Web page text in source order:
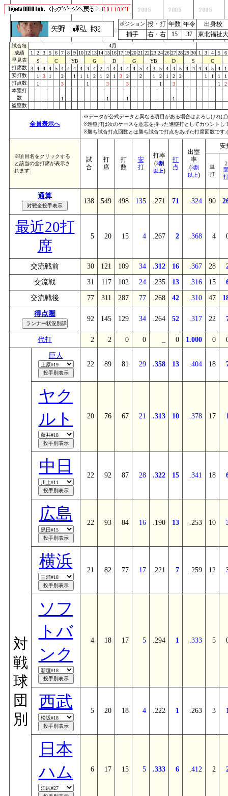
ポジション 投・打 年数 年令
出身校
捕手
右・右 15 37 東北福祉大
試合毎
成績
早見表
4月
1
2 3 5 6 7 8 9 10 12 13 14 15 16 17 19 20 21 22 23 24 26 27 28 29 30 1 3 4 5
6
S
C YB G D G YB D S
C
打席数
3 4 4 4 5 4 4 4 4 4 4 2 4 4 4 4 4 5 4 3 5 4 4 5 4 4 4 4 5 4
1
安打数
1 3 1 2 1 1 1 2 1 2 1 3 2 2 1 2 1 2 2 1 1 1
1
打点数
1 3 1 3 3 1 3 1
2
本塁打
数
1 1 1
1
盗塁数
全員表示へ
※データが公式データと異なる項目がある場合はよろしけれ
※進塁打は次のケースを意志を持った進塁打としてカウント
※勝ち試合打点回数とは勝ち試合で打点をあげた打席回数で
※項目名をクリックする
と該当の全打席が表示さ
れます.
試
合
打
席
打
数
安
打
打率
(3割
以上)
打
点
出塁
率
(3割
以上)
安
単
打
2
塁
打
通算
138 549 498 135 .271 71 .324 90
最近20打
席
5 20 15 4 .267 2 .368 4
交流戦前 30 121 109 34 .312 16 .367 28
交流戦 31 117 102 24 .235 13 .316 15
交流戦後 77 311 287 77 .268 42 .310 47
得点圏
92 145 129 34 .264 52 .317 22
代打 2 2 0 0 0 1.000 0
対
戦
球
団
別
巨人
22
89 81 29 .358 13 .404 18
ヤク
ルト
20 76 67 21 .313 10 .378 17
中日 22 92 87 28 .322 15 .341 18
広島 22 93 84 16 .190 13 .253 10
横浜 21 82 77 17 .221 7 .259 12
ソフ
トバ
ンク
4 18 17 5 .294 1 .333 5
西武 5 20 18 4 .222 1 .263 3
日本
ハム
6 17 15 5 .333 6 .412 2